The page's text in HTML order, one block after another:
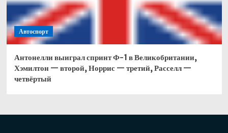
Автоспорт
Антонелли выиграл спринт Ф-1 в Великобритании,
Хэмилтон — второй, Норрис — третий, Расселл —
четвёртый